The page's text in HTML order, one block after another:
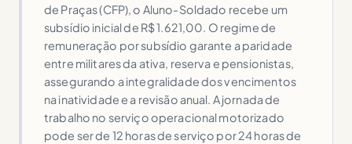
de Praças (CFP), o Aluno-Soldado recebe um
subsídio inicial de R$ 1.621,00. O regime de
remuneração por subsídio garante a paridade
entre militares da ativa, reserva e pensionistas,
assegurando a integralidade dos vencimentos
na inatividade e a revisão anual. A jornada de
trabalho no serviço operacional motorizado
pode ser de 12 horas de serviço por 24 horas de